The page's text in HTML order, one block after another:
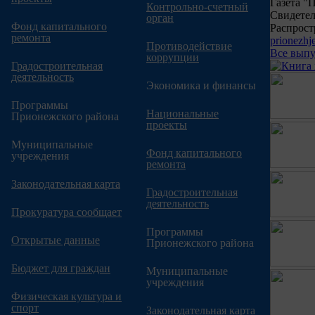
Фонд капитального
ремонта
Градостроительная
деятельность
Программы
Прионежского района
Муниципальные
учреждения
Законодательная карта
Прокуратура сообщает
Открытые данные
Бюджет для граждан
Физическая культура и
спорт
Контрольно-счетный
орган
Противодействие
коррупции
Экономика и финансы
Национальные
проекты
Фонд капитального
ремонта
Градостроительная
деятельность
Программы
Прионежского района
Муниципальные
учреждения
Законодательная карта
Газета
Все